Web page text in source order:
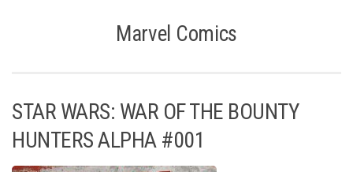
Marvel Comics
STAR WARS: WAR OF THE BOUNTY
HUNTERS ALPHA #001